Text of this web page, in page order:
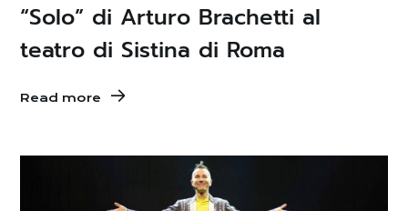
“Solo” di Arturo Brachetti al
teatro di Sistina di Roma
Read more